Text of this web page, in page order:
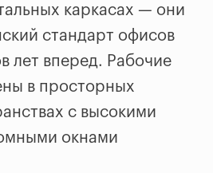
каркасах — они
стандарт офисов
лет вперед. Рабочие
в просторных
с высокими
окнами